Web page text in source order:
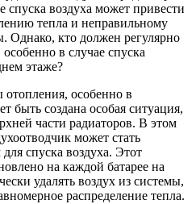
спуска воздуха может привести
тепла и неправильному
кто должен регулярно
в случае спуска
этаже?
особенно в
быть создана особая ситуация,
части радиаторов. В этом
может стать
спуска воздуха. Этот
на каждой батарее на
удалять воздух из системы,
распределение тепла.